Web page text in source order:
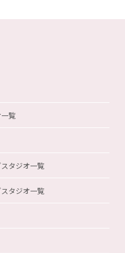
覧
スタジオ一覧
スタジオ一覧